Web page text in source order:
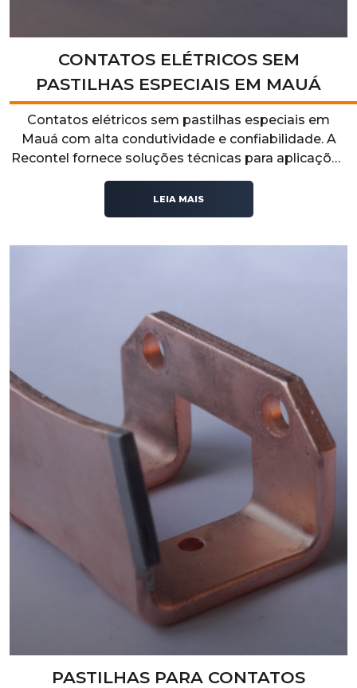
CONTATOS ELÉTRICOS SEM
PASTILHAS ESPECIAIS EM MAUÁ
Contatos elétricos sem pastilhas especiais em
Mauá com alta condutividade e confiabilidade. A
Recontel fornece soluções técnicas para aplicações
industriais que exigem desempenho elétrico,
segurança e estabilidade operacional.
LEIA MAIS
PASTILHAS PARA CONTATOS